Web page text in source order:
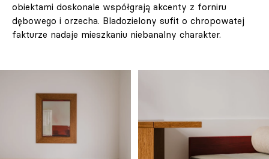
obiektami doskonale współgrają akcenty z forniru
dębowego i orzecha. Bladozielony sufit o chropowatej
fakturze nadaje mieszkaniu niebanalny charakter.